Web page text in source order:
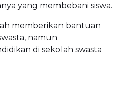
yang membebani siswa.
memberikan bantuan
namun
di sekolah swasta